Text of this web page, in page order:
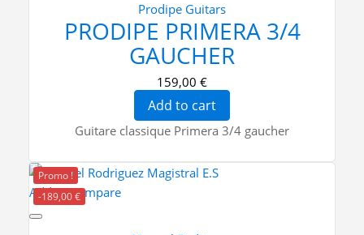
Prodipe Guitars
PRODIPE PRIMERA 3/4
GAUCHER
159,00 €
Add to cart
Guitare classique Primera 3/4 gaucher
Promo !
-189,00 €
Add to Compare